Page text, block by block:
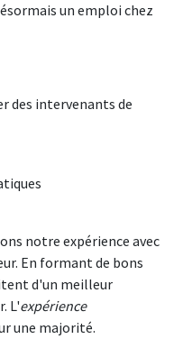
un emploi chez
des intervenants de
notre expérience avec
En formant de bons
d'un meilleur
L'expérience
une majorité.